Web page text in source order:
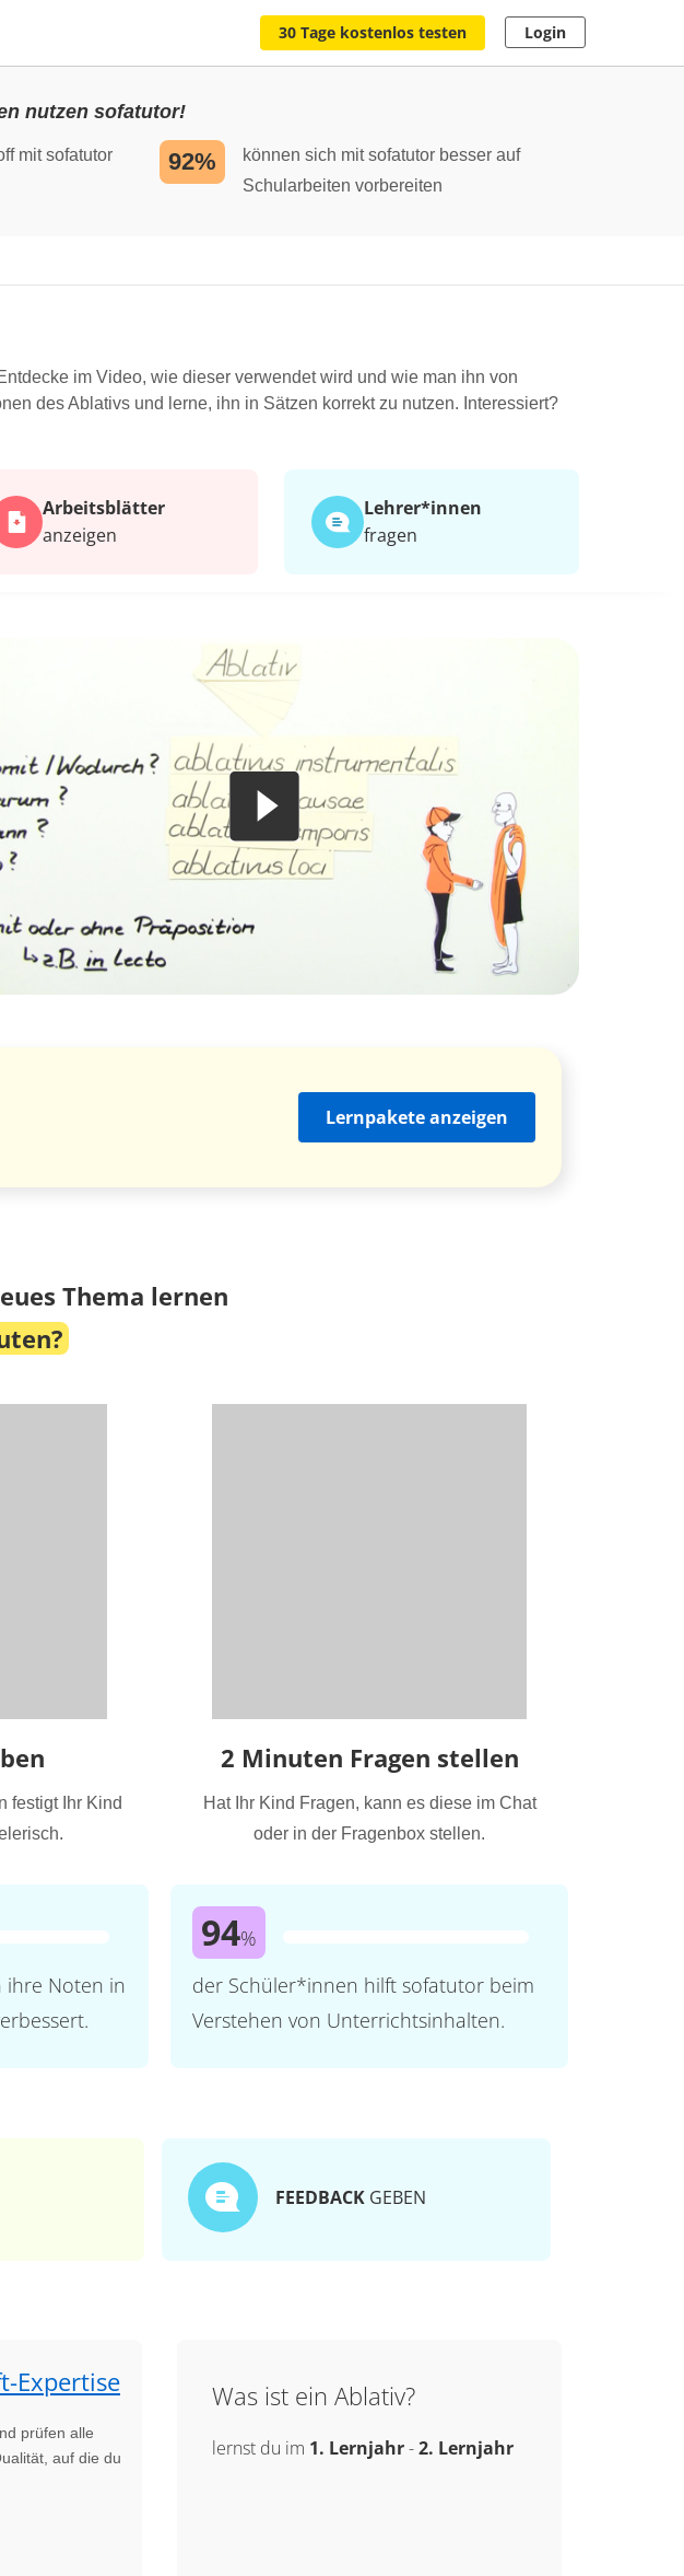
30 Tage kostenlos testen Login
nutzen sofatutor!
mit sofatutor
92%
können sich mit sofatutor besser auf
Schularbeiten vorbereiten
im Video, wie dieser verwendet wird und wie man ihn von
des Ablativs und lerne, ihn in Sätzen korrekt zu nutzen. Interessiert?
Arbeits­blätter
anzeigen
Lehrer*​innen
fragen
Lernpakete anzeigen
Thema lernen
festigt Ihr Kind
ihre Noten in
2 Minuten Fragen stellen
Hat Ihr Kind Fragen, kann es diese im Chat
oder in der Fragenbox stellen.
94%
der Schüler*innen hilft sofatutor beim
Verstehen von Unterrichtsinhalten.
FEEDBACK GEBEN
Expertise
prüfen alle
auf die du
Was ist ein Ablativ?
lernst du im 1. Lernjahr-2. Lernjahr